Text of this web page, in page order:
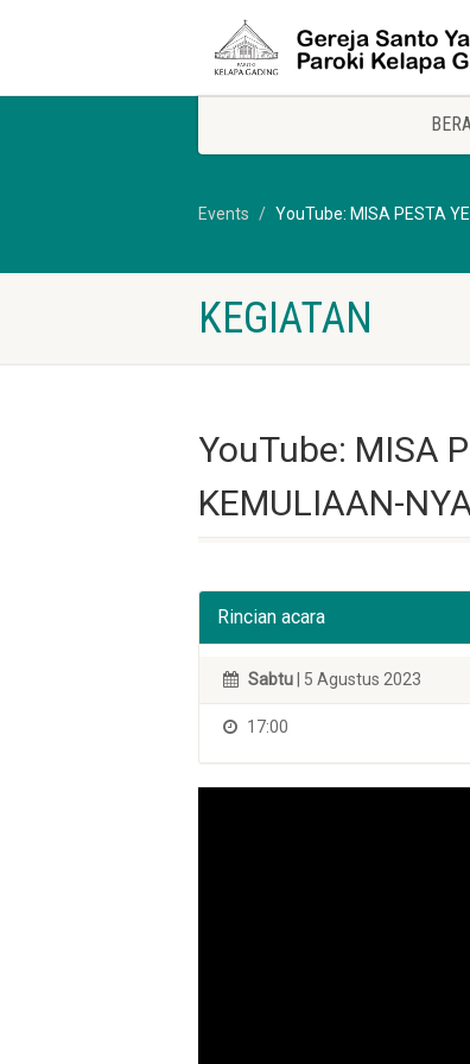
Events YouTube: MISA PESTA
KEGIATAN
YouTube: MISA
KEMULIAAN-
Rincian acara
Sabtu | 5 Agustus 2023
17:00